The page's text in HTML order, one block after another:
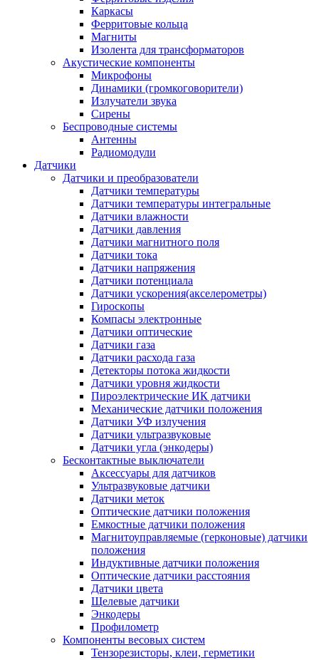
Каркасы
Ферритовые кольца
Магниты
Изолента для трансформаторов
Акустические компоненты
Микрофоны
Динамики (громкоговорители)
Излучатели звука
Сирены
Беспроводные системы
Антенны
Радиомодули
Датчики
Датчики и преобразователи
Датчики температуры
Датчики температуры интегральные
Датчики влажности
Датчики давления
Датчики магнитного поля
Датчики тока
Датчики напряжения
Датчики потенциала
Датчики ускорения(акселерометры)
Гироскопы
Компасы электронные
Датчики оптические
Датчики газа
Датчики расхода газа
Детекторы потока жидкости
Датчики уровня жидкости
Пироэлектрические ИК датчики
Механические датчики положения
Датчики УФ излучения
Датчики ультразвуковые
Датчики угла (энкодеры)
Бесконтактные выключатели
Аксессуары для датчиков
Ультразвуковые датчики
Датчики меток
Оптические датчики положения
Емкостные датчики положения
Магнитоуправляемые (герконовые) датчики
положения
Индуктивные датчики положения
Оптические датчики расстояния
Датчики цвета
Щелевые датчики
Энкодеры
Профилометр
Компоненты весовых систем
Тензорезисторы, клеи, герметики